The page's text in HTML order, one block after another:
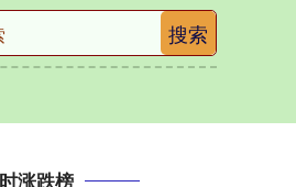
搜索
涨跌榜